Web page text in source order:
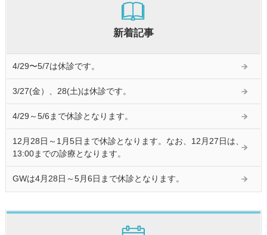
新着記事
4/29〜5/7は休診です。
3/27(金）、28(土)は休診です。
4/29～5/6まで休診となります。
12月28日～1月5日まで休診となります。なお、12月27日は、
13:00までの診療となります。
GWは4月28日～5月6日まで休診となります。